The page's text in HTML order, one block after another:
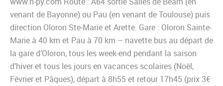
venant de Bayonne) ou Pau (en venant de Toulouse) puis
direction Oloron Ste-Marie et Arette. Gare : Oloron Sainte-
Marie à 40 km et Pau à 70 km – navette bus au départ de
la gare d’Oloron, tous les week-end pendant la saison
d’hiver et tous les jours en vacances scolaires (Noël,
Février et Pâques), départ à 8h55 et retour 17h45 (prix 3€